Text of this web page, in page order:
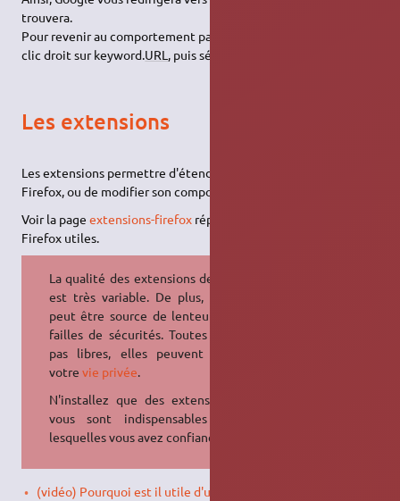
trouvera.
Pour revenir au comportement par défaut, il suffit de faire un
clic droit sur keyword.URL , puis sélectionner Réinitialiser.
Les extensions
Les extensions permettre d'étendre les fonctionnalités de
Firefox, ou de modifier son comportement ou son apparence.
Voir la pageextensions-firefox répertoriant les extensions
Firefox utiles.
La qualité des extensions de Firefox
est très variable. De plus, chacune
peut être source de lenteurs ou de
failles de sécurités. Toutes ne sont
pas libres, elles peuvent nuire à
votre vie privée.
N'installez que des extensions qui
vous sont indispensables et en
lesquelles vous avez confiance.
(vidéo) Pourquoi est il utile d'utiliser certains modules